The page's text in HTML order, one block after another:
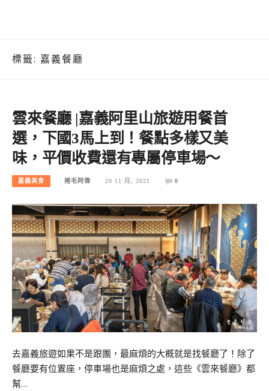
標籤: 嘉義餐廳
雲來餐廳 |嘉義阿里山旅遊用餐首
選，下國3馬上到！餐點多樣又美
味，平價收費還有專屬停車場～
嘉義美食 捲毛阿偉 20 11 月, 2021 0
去嘉義旅遊如果不是跟團，最麻煩的大概就是找餐廳了！除了
餐廳要有位置座，停車場也是麻煩之處，這些《雲來餐廳》都
幫…